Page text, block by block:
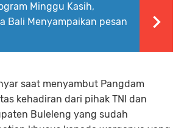
Minggu Kasih,
Bali Menyampaikan pesan
saat menyambut Pangdam
kehadiran dari pihak TNI dan
Buleleng yang sudah